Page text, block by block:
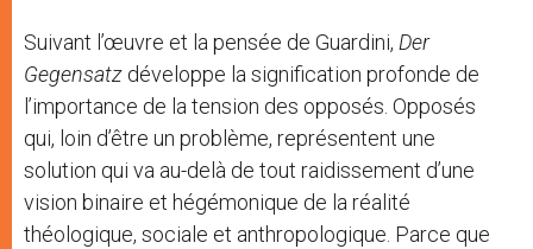
Suivant l’œuvre et la pensée de Guardini, Der
Gegensatz développe la signification profonde de
l’importance de la tension des opposés. Opposés
qui, loin d’être un problème, représentent une
solution qui va au-delà de tout raidissement d’une
vision binaire et hégémonique de la réalité
théologique, sociale et anthropologique. Parce que